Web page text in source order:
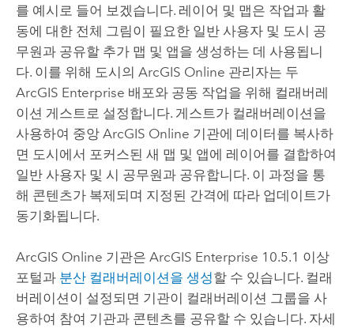
를 예시로 들어 보겠습니다. 레이어 및 맵은 작업과 활
동에 대한 전체 그림이 필요한 일반 사용자 및 도시 공
무원과 공유할 추가 맵 및 앱을 생성하는 데 사용됩니
다. 이를 위해 도시의 ArcGIS Online 관리자는 두
ArcGIS Enterprise 배포와 공동 작업을 위해 컬래버레
이션 게스트로 설정합니다. 게스트가 컬래버레이션을
사용하여 중앙 ArcGIS Online 기관에 데이터를 복사하
면 도시에서 포커스된 새 맵 및 앱에 레이어를 결합하여
일반 사용자 및 시 공무원과 공유합니다. 이 과정을 통
해 콘텐츠가 복제되며 지정된 간격에 따라 업데이트가
동기화됩니다.
ArcGIS Online 기관은 ArcGIS Enterprise 10.5.1 이상
포털과 분산 컬래버레이션을 생성할 수 있습니다. 컬래
버레이션이 설정되면 기관이 컬래버레이션 그룹을 사
용하여 참여 기관과 콘텐츠를 공유할 수 있습니다. 자세